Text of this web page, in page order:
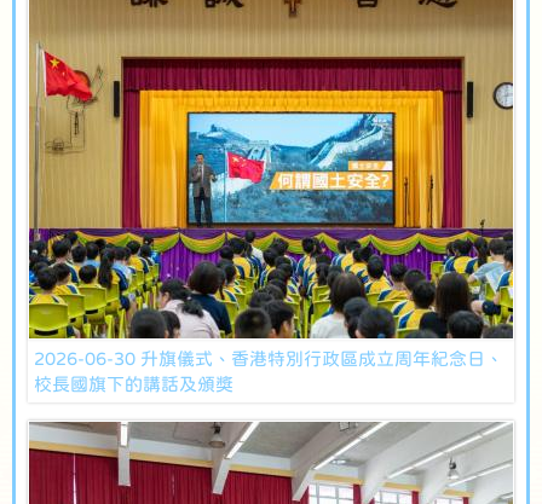
2026-06-30 升旗儀式、香港特別行政區成立周年紀念日、
校長國旗下的講話及頒獎